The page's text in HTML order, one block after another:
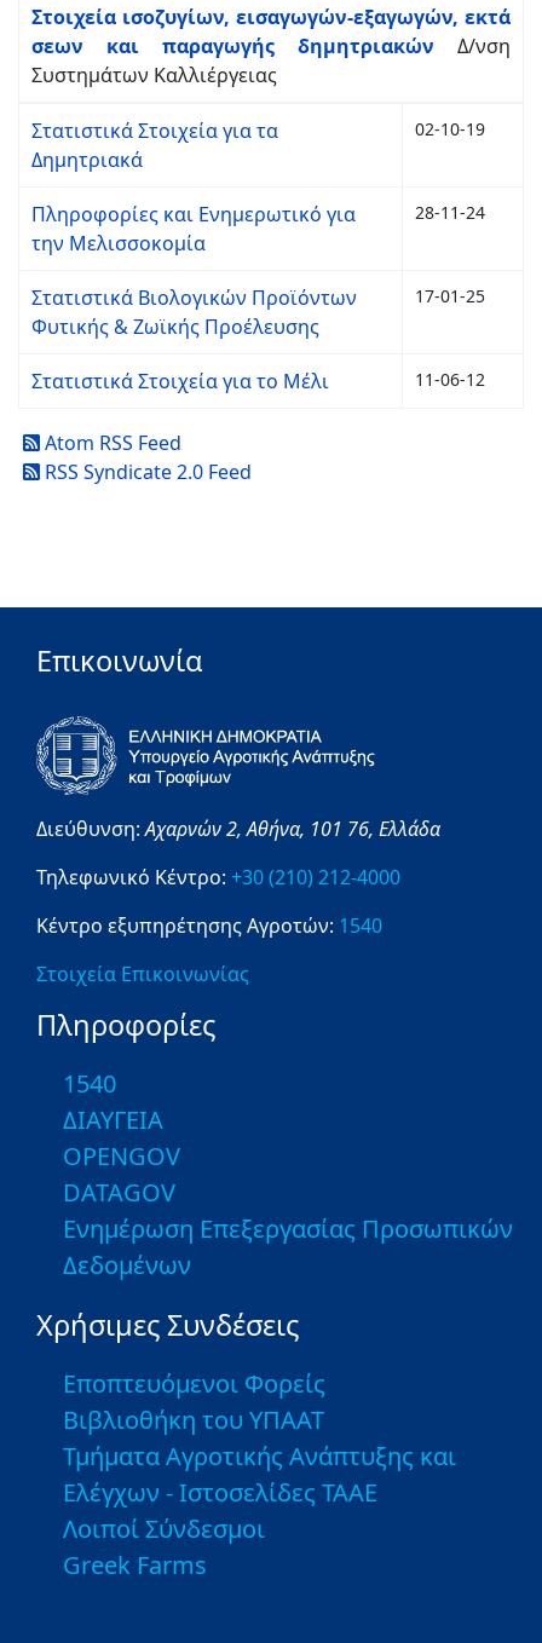
Στοιχεία ισοζυγίων, εισαγωγών-εξαγωγών, εκτά
σεων και παραγωγής δημητριακών Δ/νση
Συστημάτων Καλλιέργειας
Στατιστικά Στοιχεία για τα
Δημητριακά
02-10-19
Πληροφορίες και Ενημερωτικό για
την Μελισσοκομία
28-11-24
Στατιστικά Βιολογικών Προϊόντων
Φυτικής & Ζωϊκής Προέλευσης
17-01-25
Στατιστικά Στοιχεία για το Μέλι 11-06-12
Atom RSS Feed
RSS Syndicate 2.0 Feed
Επικοινωνία
Διεύθυνση:Αχαρνών 2,Αθήνα, 101 76, Ελλάδα
Τηλεφωνικό Κέντρο: +30 (210) 212-4000
Κέντρο εξυπηρέτησης Αγροτών: 1540
Στοιχεία Επικοινωνίας
Πληροφορίες
1540
ΔΙΑΥΓΕΙΑ
OPENGOV
DATAGOV
Ενημέρωση Επεξεργασίας Προσωπικών
Δεδομένων
Χρήσιμες Συνδέσεις
Εποπτευόμενοι Φορείς
Βιβλιοθήκη του ΥΠΑΑΤ
Τμήματα Αγροτικής Ανάπτυξης και
Ελέγχων - Ιστοσελίδες ΤΑΑΕ
Λοιποί Σύνδεσμοι
Greek Farms